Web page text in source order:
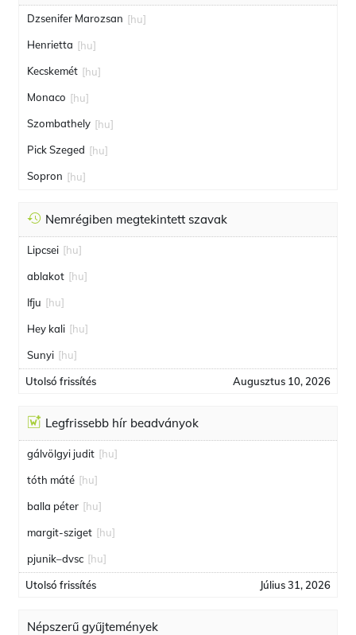
Dzsenifer Marozsan [hu]
Henrietta [hu]
Kecskemét [hu]
Monaco [hu]
Szombathely [hu]
Pick Szeged [hu]
Sopron [hu]
Nemrégiben megtekintett szavak
Lipcsei [hu]
ablakot [hu]
Ifju [hu]
Hey kali [hu]
Sunyi [hu]
Utolsó frissítés Augusztus 10, 2026
Legfrissebb hír beadványok
gálvölgyi judit [hu]
tóth máté [hu]
balla péter [hu]
margit-sziget [hu]
pjunik–dvsc [hu]
Utolsó frissítés Július 31, 2026
Népszerű gyűjtemények